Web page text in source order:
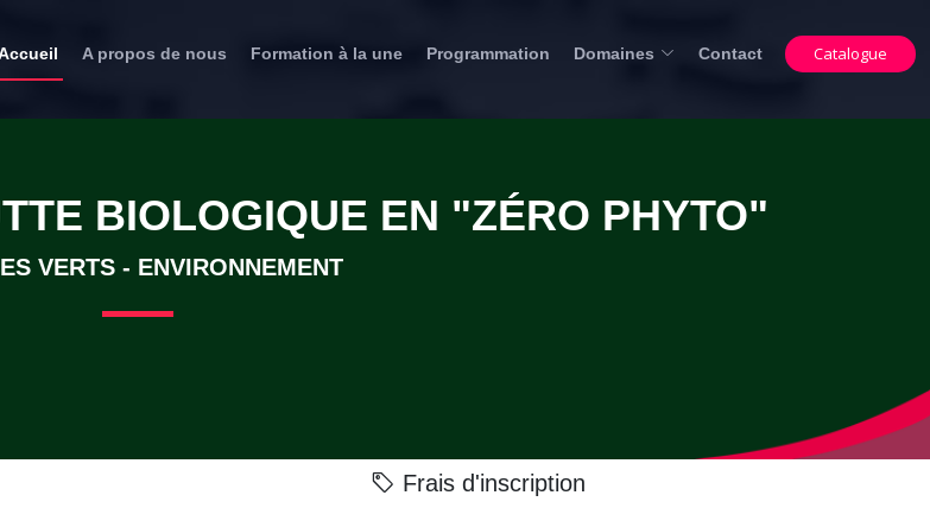
A propos de nous Formation à la une Programmation Domaines Contact Catalogue
BIOLOGIQUE EN "ZÉRO PHYTO"
VERTS - ENVIRONNEMENT
Frais d'inscription